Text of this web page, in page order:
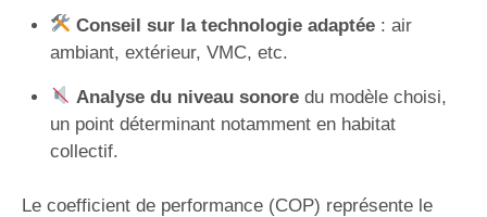
Conseil sur la technologie adaptée: air
ambiant, extérieur, VMC, etc.
Analyse du niveau sonoredu modèle choisi,
un point déterminant notamment en habitat
collectif.
Le coefficient de performance (COP) représente le